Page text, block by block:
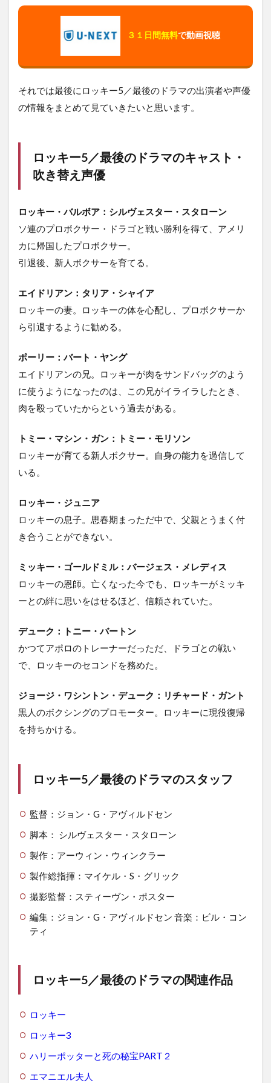
３１日間無料で動画視聴
それでは最後にロッキー5／最後のドラマの出演者や声優
の情報をまとめて見ていきたいと思います。
ロッキー5／最後のドラマのキャスト・
吹き替え声優
ロッキー・バルボア：シルヴェスター・スタローン
ソ連のプロボクサー・ドラゴと戦い勝利を得て、アメリ
カに帰国したプロボクサー。
引退後、新人ボクサーを育てる。
エイドリアン：タリア・シャイア
ロッキーの妻。ロッキーの体を心配し、プロボクサーか
ら引退するように勧める。
ポーリー：バート・ヤング
エイドリアンの兄。ロッキーが肉をサンドバッグのよう
に使うようになったのは、この兄がイライラしたとき、
肉を殴っていたからという過去がある。
トミー・マシン・ガン：トミー・モリソン
ロッキーが育てる新人ボクサー。自身の能力を過信して
いる。
ロッキー・ジュニア
ロッキーの息子。思春期まっただ中で、父親とうまく付
き合うことができない。
ミッキー・ゴールドミル：バージェス・メレディス
ロッキーの恩師。亡くなった今でも、ロッキーがミッキ
ーとの絆に思いをはせるほど、信頼されていた。
デューク：トニー・バートン
かつてアポロのトレーナーだっただ、ドラゴとの戦い
で、ロッキーのセコンドを務めた。
ジョージ・ワシントン・デューク：リチャード・ガント
黒人のボクシングのプロモーター。ロッキーに現役復帰
を持ちかける。
ロッキー5／最後のドラマのスタッフ
監督：ジョン・G・アヴィルドセン
脚本： シルヴェスター・スタローン
製作：アーウィン・ウィンクラー
製作総指揮：マイケル・S・グリック
撮影監督：スティーヴン・ポスター
編集：ジョン・G・アヴィルドセン 音楽：ビル・コン
ティ
ロッキー5／最後のドラマの関連作品
ロッキー
ロッキー3
ハリーポッターと死の秘宝PART２
エマニエル夫人